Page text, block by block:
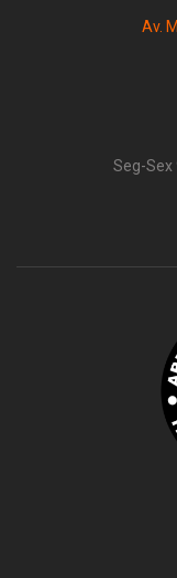
Av.
Seg-Sex